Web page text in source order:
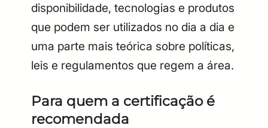
disponibilidade, tecnologias e produtos
que podem ser utilizados no dia a dia e
uma parte mais teórica sobre políticas,
leis e regulamentos que regem a área.
Para quem a certificação é
recomendada